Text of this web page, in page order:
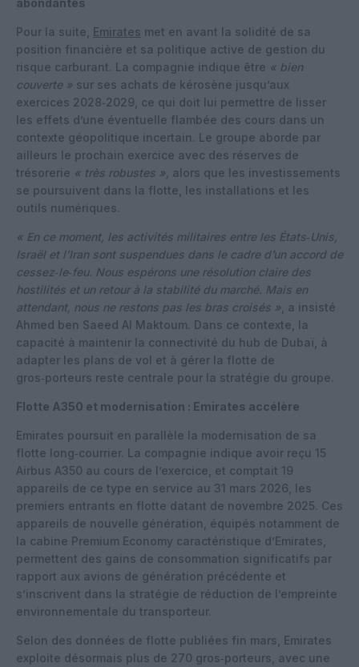
Pour la suite, Emirates met en avant la solidité de sa
position financière et sa politique active de gestion du
risque carburant. La compagnie indique être « bien
couverte » sur ses achats de kérosène jusqu’aux
exercices 2028‑2029, ce qui doit lui permettre de lisser
les effets d’une éventuelle flambée des cours dans un
contexte géopolitique incertain. Le groupe aborde par
ailleurs le prochain exercice avec des réserves de
trésorerie « très robustes », alors que les investissements
se poursuivent dans la flotte, les installations et les
outils numériques.
« En ce moment, les activités militaires entre les États‑Unis,
Israël et l’Iran sont suspendues dans le cadre d’un accord de
cessez‑le‑feu. Nous espérons une résolution claire des
hostilités et un retour à la stabilité du marché. Mais en
attendant, nous ne restons pas les bras croisés » , a insisté
Ahmed ben Saeed Al Maktoum. Dans ce contexte, la
capacité à maintenir la connectivité du hub de Dubaï, à
adapter les plans de vol et à gérer la flotte de
gros‑porteurs reste centrale pour la stratégie du groupe.
Flotte A350 et modernisation : Emirates accélère
Emirates poursuit en parallèle la modernisation de sa
flotte long‑courrier. La compagnie indique avoir reçu 15
Airbus A350 au cours de l’exercice, et comptait 19
appareils de ce type en service au 31 mars 2026, les
premiers entrants en flotte datant de novembre 2025. Ces
appareils de nouvelle génération, équipés notamment de
la cabine Premium Economy caractéristique d’Emirates,
permettent des gains de consommation significatifs par
rapport aux avions de génération précédente et
s’inscrivent dans la stratégie de réduction de l’empreinte
environnementale du transporteur.
Selon des données de flotte publiées fin mars, Emirates
exploite désormais plus de 270 gros‑porteurs, avec une